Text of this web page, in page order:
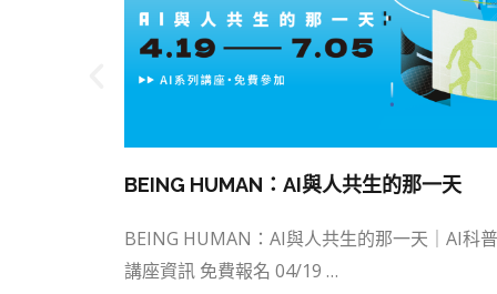
BEING HUMAN：AI與人共生的那一天
BEING HUMAN：AI與人共生的那一天｜AI科
講座資訊 免費報名 04/19 …